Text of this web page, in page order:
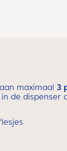
maximaal 3
de